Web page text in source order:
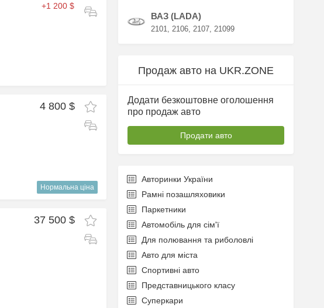
+1 200 $
4 800 $
Нормальна ціна
37 500 $
ВАЗ (LADA)
2101 2106 2107 21099
Продаж авто на UKR.ZONE
Додати безкоштовне оголошення
про продаж авто
Продати авто
Авторинки України
Рамні позашляховики
Паркетники
Автомобіль для сім'ї
Для полювання та риболовлі
Авто для міста
Спортивні авто
Представницького класу
Суперкари